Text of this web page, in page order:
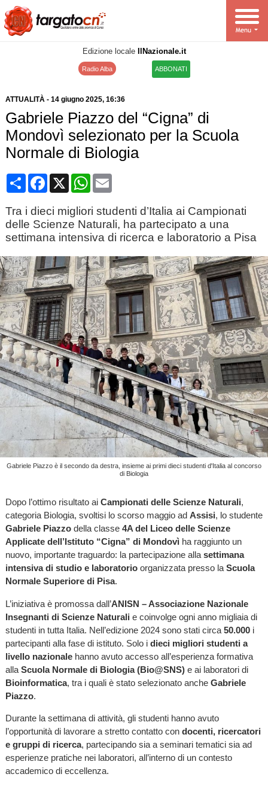
Edizione locale IlNazionale.it
Radio Alba ABBONATI
ATTUALITÀ- 14 giugno 2025, 16:36
Gabriele Piazzo del “Cigna” di
Mondovì selezionato per la Scuola
Normale di Biologia
CondividiFacebook
X WhatsApp
Email
Tra i dieci migliori studenti d’Italia ai Campionati
delle Scienze Naturali, ha partecipato a una
settimana intensiva di ricerca e laboratorio a Pisa
Gabriele Piazzo è il secondo da destra, insieme ai primi dieci studenti d'Italia al concorso
di Biologia
Dopo l’ottimo risultato ai Campionati delle Scienze Naturali,
categoria Biologia, svoltisi lo scorso maggio ad Assisi, lo studente
Gabriele Piazzodella classe 4A del Liceo delle Scienze
Applicate dell’Istituto “Cigna” di Mondovìha raggiunto un
nuovo, importante traguardo: la partecipazione allasettimana
intensiva di studio e laboratorioorganizzata presso laScuola
Normale Superiore di Pisa.
L’iniziativa è promossa dall’ANISN – Associazione Nazionale
Insegnanti di Scienze Naturali e coinvolge ogni anno migliaia di
studenti in tutta Italia. Nell’edizione 2024 sono stati circa 50.000i
partecipanti alla fase di istituto. Solo i dieci migliori studenti a
livello nazionalehanno avuto accesso all’esperienza formativa
alla Scuola Normale di Biologia (Bio@SNS)e ai laboratori di
Bioinformatica, tra i quali è stato selezionato anche Gabriele
Piazzo.
Durante la settimana di attività, gli studenti hanno avuto
l’opportunità di lavorare a stretto contatto con docenti, ricercatori
e gruppi di ricerca, partecipando sia a seminari tematici sia ad
esperienze pratiche nei laboratori, all’interno di un contesto
accademico di eccellenza.